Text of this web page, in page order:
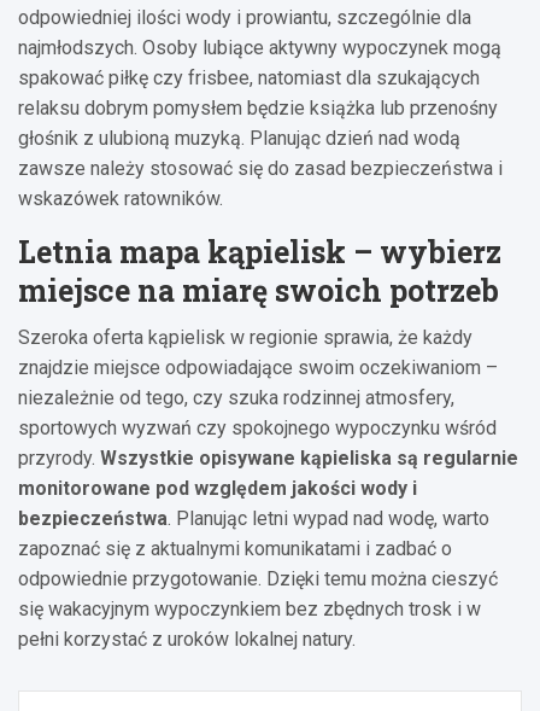
odpowiedniej ilości wody i prowiantu, szczególnie dla
najmłodszych. Osoby lubiące aktywny wypoczynek mogą
spakować piłkę czy frisbee, natomiast dla szukających
relaksu dobrym pomysłem będzie książka lub przenośny
głośnik z ulubioną muzyką. Planując dzień nad wodą
zawsze należy stosować się do zasad bezpieczeństwa i
wskazówek ratowników.
Letnia mapa kąpielisk – wybierz
miejsce na miarę swoich potrzeb
Szeroka oferta kąpielisk w regionie sprawia, że każdy
znajdzie miejsce odpowiadające swoim oczekiwaniom –
niezależnie od tego, czy szuka rodzinnej atmosfery,
sportowych wyzwań czy spokojnego wypoczynku wśród
przyrody. Wszystkie opisywane kąpieliska są regularnie
monitorowane pod względem jakości wody i
bezpieczeństwa. Planując letni wypad nad wodę, warto
zapoznać się z aktualnymi komunikatami i zadbać o
odpowiednie przygotowanie. Dzięki temu można cieszyć
się wakacyjnym wypoczynkiem bez zbędnych trosk i w
pełni korzystać z uroków lokalnej natury.